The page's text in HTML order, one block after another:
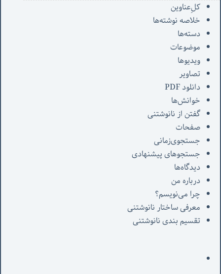
کل‌ِعناوین
خلاصه نوشته‌ها
دسته‌ها
موضوعات
ویدیوها
تصاویر
دانلود PDF
خوانش‌ها
گفتن از نانوشتنی
صفحات
جستجوی‌زمانی
جستجوهای پیشنهادی
دیدگاه‌ها
درباره من
چرا می‌نویسم؟
معرفی‌ ساختار نانوشتنی
تقسیم بندی نانوشتنی